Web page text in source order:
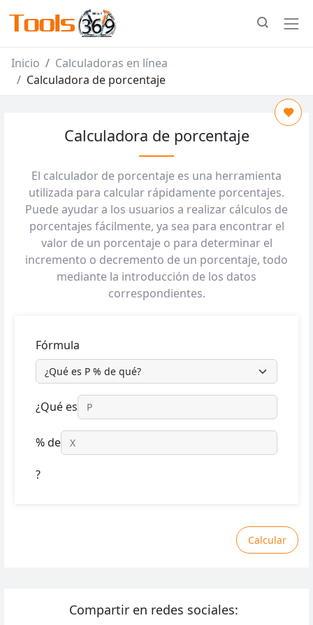
Inicio
Calculadoras en línea
Calculadora de porcentaje
Calculadora de porcentaje
El calculador de porcentaje es una herramienta
utilizada para calcular rápidamente porcentajes.
Puede ayudar a los usuarios a realizar cálculos de
porcentajes fácilmente, ya sea para encontrar el
valor de un porcentaje o para determinar el
incremento o decremento de un porcentaje, todo
mediante la introducción de los datos
correspondientes.
Fórmula
¿Qué es
% de
?
Calcular
Compartir en redes sociales: